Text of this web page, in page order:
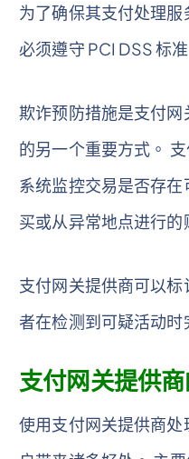
为了确保其支付处理
必须遵守 PCI DSS 标准
欺诈预防措施是支付
的另一个重要方式。
系统监控交易是否存
买或从异常地点进行的
支付网关提供商可以
者在检测到可疑活动时
支付网关提供
使用支付网关提供商